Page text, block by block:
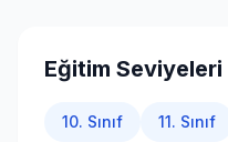
Eğitim Seviyeleri
10. Sınıf 11. Sınıf